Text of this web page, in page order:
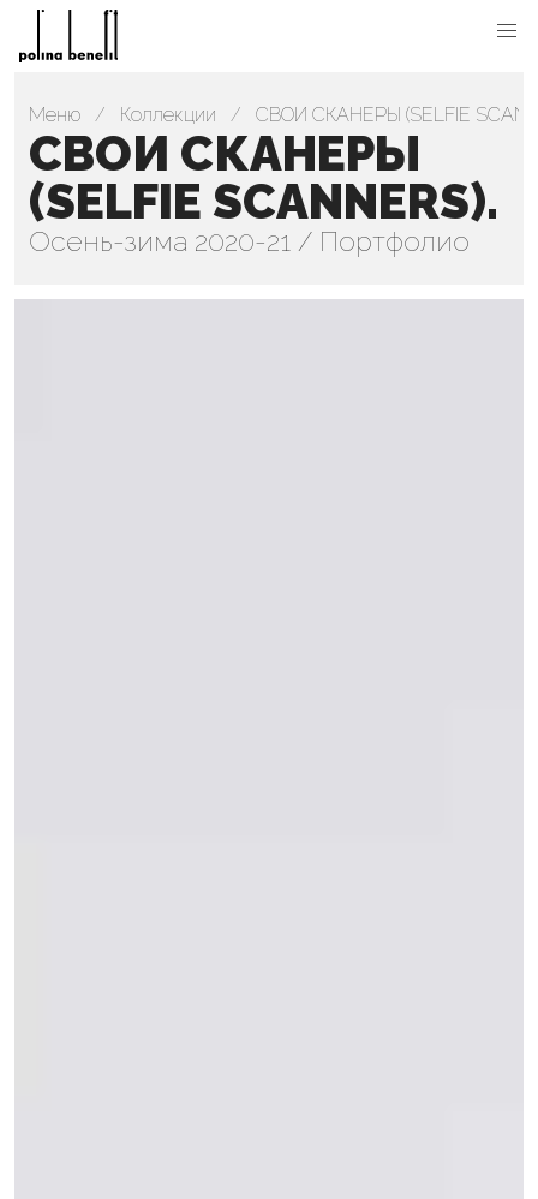
Меню Коллекции СВОИ СКАНЕРЫ (SELFIE
СВОИ СКАНЕРЫ
(SELFIE SCANNERS).
Осень-зима 2020-21 / Портфолио